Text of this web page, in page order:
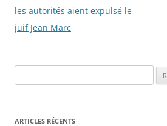
les autorités aient expulsé le
juif Jean Marc
e
h
ARTICLES RÉCENTS